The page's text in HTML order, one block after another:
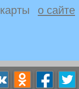
карты о сайте